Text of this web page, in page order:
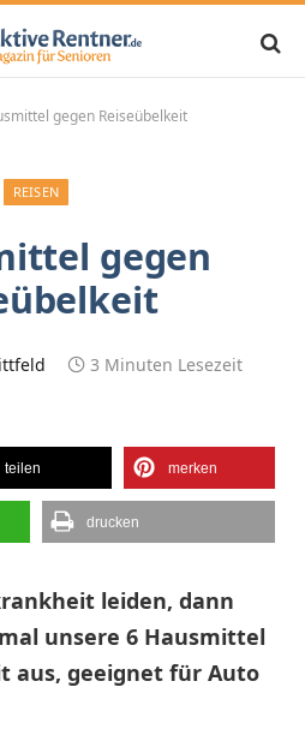
gegen Reiseübelkeit
REISEN
gegen
3 Minuten Lesezeit
teilen merken
drucken
leiden, dann
unsere 6 Hausmittel
aus, geeignet für Auto